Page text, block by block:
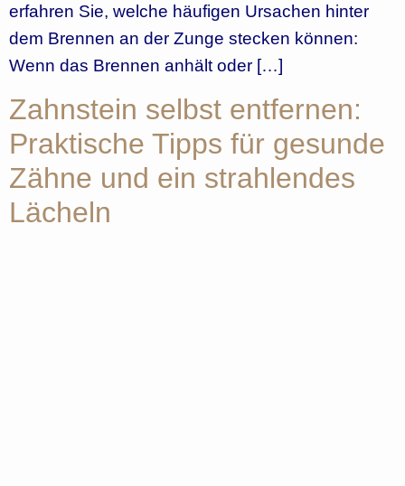
erfahren Sie, welche häufigen Ursachen hinter
dem Brennen an der Zunge stecken können:
Wenn das Brennen anhält oder […]
Zahnstein selbst entfernen:
Praktische Tipps für gesunde
Zähne und ein strahlendes
Lächeln